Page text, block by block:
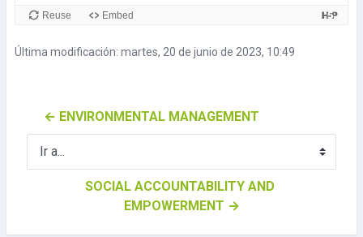
Última modificación: martes, 20 de junio de 2023, 10:49
← ENVIRONMENTAL MANAGEMENT
Ir a...
SOCIAL ACCOUNTABILITY AND
EMPOWERMENT →